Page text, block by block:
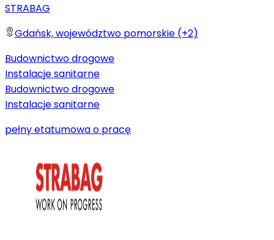
STRABAG
Gdańsk, województwo pomorskie (+2)
Budownictwo drogowe
Instalacje sanitarne
Budownictwo drogowe
Instalacje sanitarne
pełny etatumowa o pracę